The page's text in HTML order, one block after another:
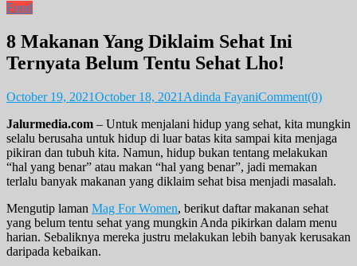
Food
8 Makanan Yang Diklaim Sehat Ini
Ternyata Belum Tentu Sehat Lho!
October 19, 2021October 18, 2021 Adinda FayaniComment(0)
Jalurmedia.com – Untuk menjalani hidup yang sehat, kita mungkin
selalu berusaha untuk hidup di luar batas kita sampai kita menjaga
pikiran dan tubuh kita. Namun, hidup bukan tentang melakukan
“hal yang benar” atau makan “hal yang benar”, jadi memakan
terlalu banyak makanan yang diklaim sehat bisa menjadi masalah.
Mengutip laman Mag For Women, berikut daftar makanan sehat
yang belum tentu sehat yang mungkin Anda pikirkan dalam menu
harian. Sebaliknya mereka justru melakukan lebih banyak kerusakan
daripada kebaikan.